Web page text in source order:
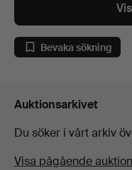
Bevaka sökning
Auktionsarkivet
Du söker i vårt arkiv
Visa pågående